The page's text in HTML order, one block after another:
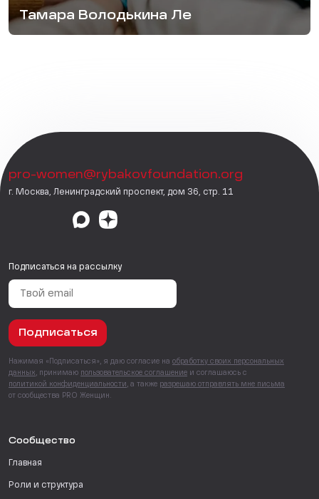
Тамара Володькина Ле
pro-women@rybakovfoundation.org
г. Москва, Ленинградский проспект, дом 36, стр. 11
Подписаться на рассылку
Подписаться
Нажимая «Подписаться», я даю согласие на обработку своих персональных
данных , принимаю пользовательское соглашение и соглашаюсь с
политикой конфиденциальности , а также разрешаю отправлять мне письма
от сообщества PRO Женщин.
Сообщество
Главная
Роли и структура